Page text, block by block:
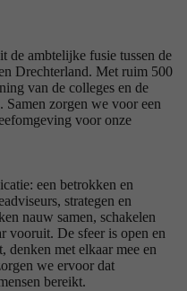
de ambtelijke fusie tussen de
Drechterland. Met ruim 500
van de colleges en de
Samen zorgen we voor een
voor onze
een betrokken en
strategen en
nauw samen, schakelen
vooruit. De sfeer is open en
denken met elkaar mee en
we ervoor dat
bereikt.